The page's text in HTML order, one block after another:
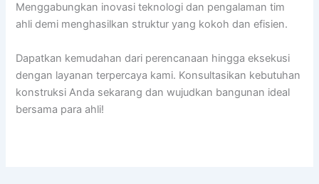
Menggabungkan inovasi teknologi dan pengalaman tim
ahli demi menghasilkan struktur yang kokoh dan efisien.
Dapatkan kemudahan dari perencanaan hingga eksekusi
dengan layanan terpercaya kami. Konsultasikan kebutuhan
konstruksi Anda sekarang dan wujudkan bangunan ideal
bersama para ahli!